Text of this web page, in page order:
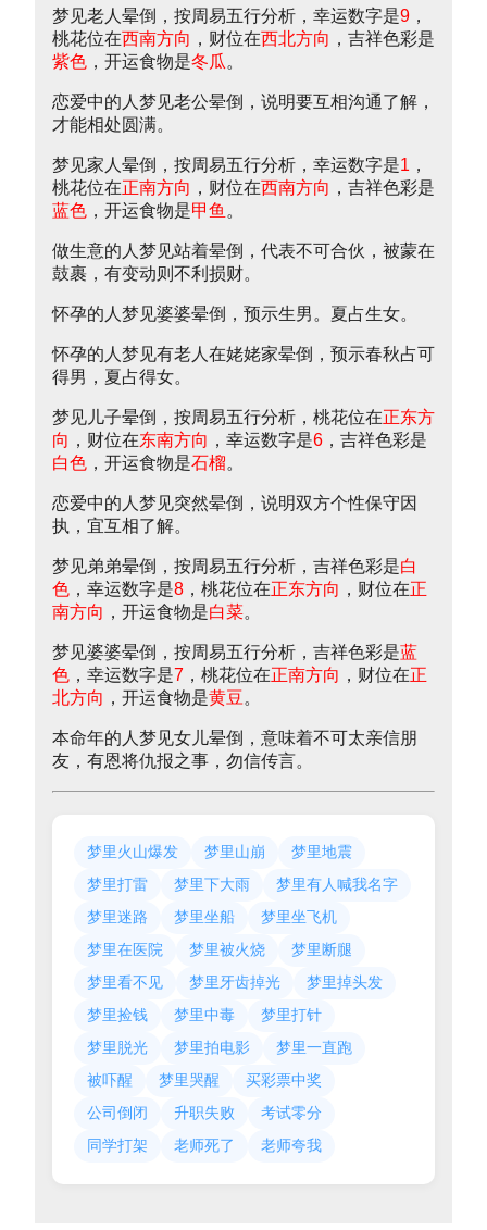
梦见老人晕倒，按周易五行分析，幸运数字是9 ，
桃花位在西南方向 ，财位在西北方向 ，吉祥色彩是
紫色 ，开运食物是冬瓜 。
恋爱中的人梦见老公晕倒，说明要互相沟通了解，
才能相处圆满。
梦见家人晕倒，按周易五行分析，幸运数字是1 ，
桃花位在正南方向 ，财位在西南方向 ，吉祥色彩是
蓝色 ，开运食物是甲鱼 。
做生意的人梦见站着晕倒，代表不可合伙，被蒙在
鼓裹，有变动则不利损财。
怀孕的人梦见婆婆晕倒，预示生男。夏占生女。
怀孕的人梦见有老人在姥姥家晕倒，预示春秋占可
得男，夏占得女。
梦见儿子晕倒，按周易五行分析，桃花位在正东方
向 ，财位在东南方向 ，幸运数字是6 ，吉祥色彩是
白色 ，开运食物是石榴。
恋爱中的人梦见突然晕倒，说明双方个性保守因
执，宜互相了解。
梦见弟弟晕倒，按周易五行分析，吉祥色彩是白
色 ，幸运数字是8 ，桃花位在正东方向 ，财位在正
南方向 ，开运食物是白菜。
梦见婆婆晕倒，按周易五行分析，吉祥色彩是蓝
色 ，幸运数字是7 ，桃花位在正南方向 ，财位在正
北方向 ，开运食物是黄豆。
本命年的人梦见女儿晕倒，意味着不可太亲信朋
友，有恩将仇报之事，勿信传言。
梦里火山爆发 梦里山崩
梦里地震
梦里打雷
梦里下大雨
梦里有人喊我名字
梦里迷路
梦里坐船
梦里坐飞机
梦里在医院
梦里被火烧
梦里断腿
梦里看不见
梦里牙齿掉光
梦里掉头发
梦里捡钱
梦里中毒
梦里打针
梦里脱光
梦里拍电影
梦里一直跑
被吓醒
梦里哭醒
买彩票中奖
公司倒闭
升职失败
考试零分
同学打架
老师死了 老师夸我